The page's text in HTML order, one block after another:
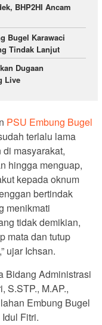
BHP2HI Ancam
Bugel Karawaci
Tindak Lanjut
Dugaan
Live
PSU Embung Bugel
terlalu lama
masyarakat,
hingga menguap,
kepada oknum
bertindak
menikmati
tidak demikian,
mata dan tutup
ujar Ichsan.
Bidang Administrasi
S.STP., M.AP.,
Embung Bugel
Fitri.